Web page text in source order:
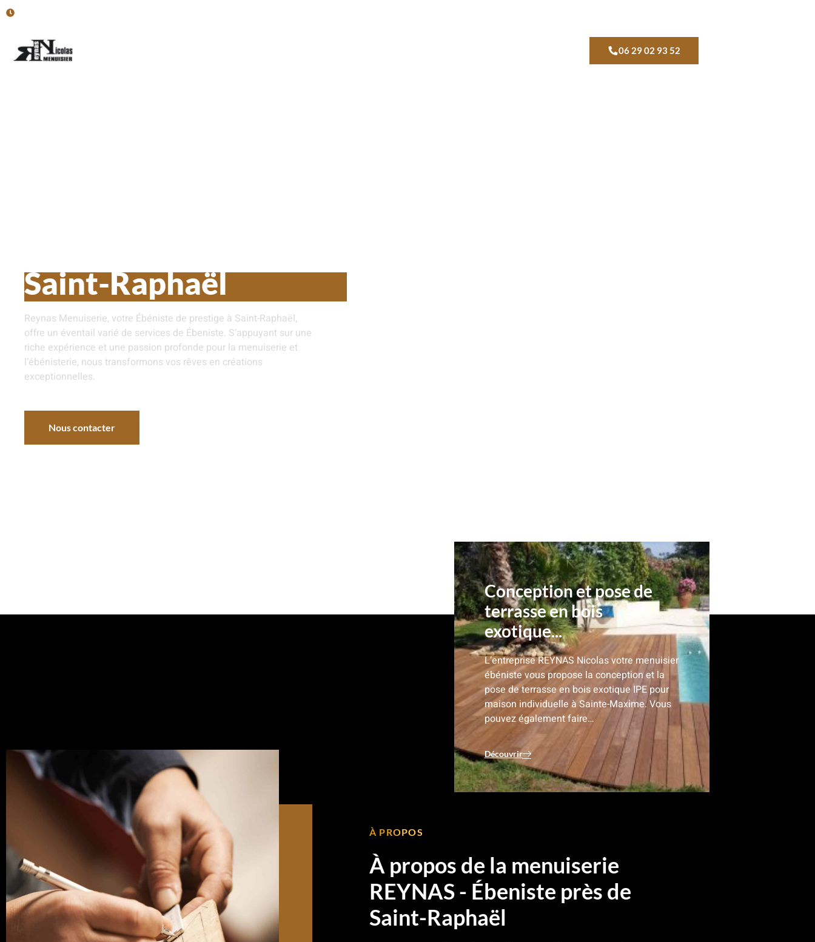
06 29 02 93 52
Saint-Raphaël
Reynas Menuiserie, votre Ébéniste de prestige à Saint-Raphaël,
offre un éventail varié de services de Ébeniste. S’appuyant sur une
riche expérience et une passion profonde pour la menuiserie et
l’ébénisterie, nous transformons vos rêves en créations
exceptionnelles.
Nous contacter
Conception et pose de
terrasse en bois
exotique...
L’entreprise REYNAS Nicolas votre menuisier
ébéniste vous propose la conception et la
pose de terrasse en bois exotique IPE pour
maison individuelle à Sainte-Maxime. Vous
pouvez également faire…
Découvrir
À PROPOS
À propos de la menuiserie
REYNAS - Ébeniste près de
Saint-Raphaël